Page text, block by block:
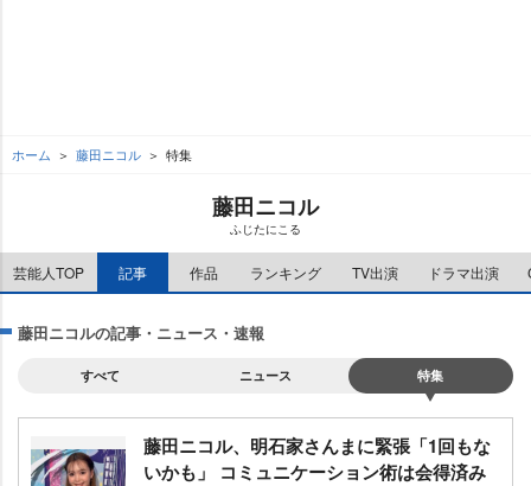
ホーム 藤田ニコル 特集
藤田ニコル
ふじたにこる
芸能人TOP 記事 作品 ランキング TV出演 ドラマ出演
藤田ニコルの記事・ニュース・速報
すべて ニュース 特集
藤田ニコル、明石家さんまに緊張「1回もな
いかも」 コミュニケーション術は会得済み